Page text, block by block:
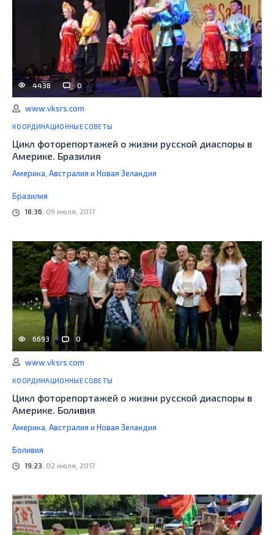
4438 0
www.vksrs.com
КООРДИНАЦИОННЫЕ СОВЕТЫ
Цикл фоторепортажей о жизни русской диаспоры в
Америке. Бразилия
Америка, Австралия и Новая Зеландия
Бразилия
18:36 , 09 июля, 2017
6693 0
www.vksrs.com
КООРДИНАЦИОННЫЕ СОВЕТЫ
Цикл фоторепортажей о жизни русской диаспоры в
Америке. Боливия
Америка, Австралия и Новая Зеландия
Боливия
19:23 , 02 июля, 2017